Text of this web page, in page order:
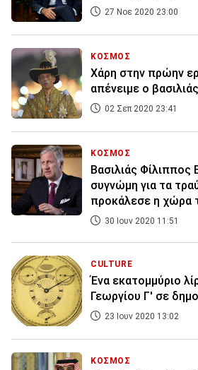
27 Νοε 2020 23:00
ΚΟΣΜΟΣ
Χάρη στην πρώην
απένειμε ο
02 Σεπ 2020 23:41
ΚΟΣΜΟΣ
Βασιλιάς Φίλιππος
συγνώμη για τα
προκάλεσε η χώρα
30 Ιουν 2020 11:51
CULTURE
Ένα εκατομμύριο
Γεωργίου Γ' σε
23 Ιουν 2020 13:02
ΚΟΣΜΟΣ